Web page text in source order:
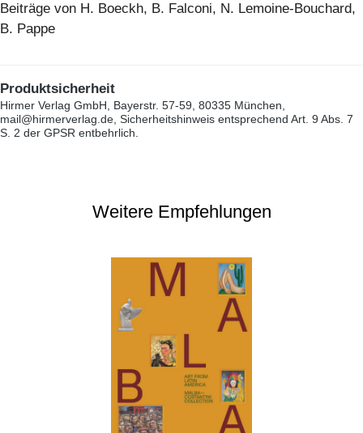
Beiträge von H. Boeckh, B. Falconi, N. Lemoine-Bouchard,
B. Pappe
Produktsicherheit
Hirmer Verlag GmbH, Bayerstr. 57-59, 80335 München,
mail@hirmerverlag.de, Sicherheitshinweis entsprechend Art. 9 Abs. 7
S. 2 der GPSR entbehrlich.
Weitere Empfehlungen